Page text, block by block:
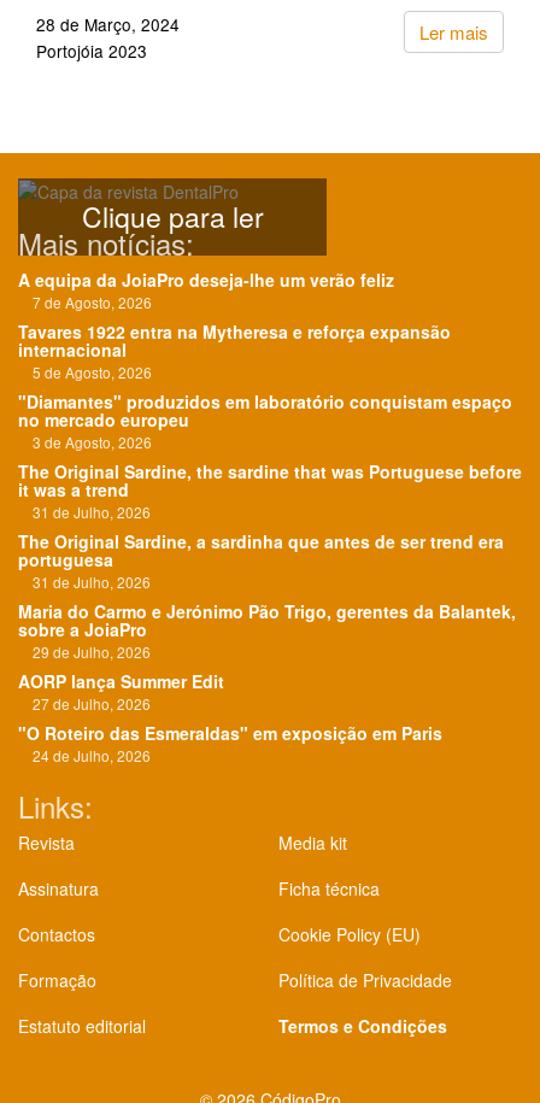
Ler mais
28 de Março, 2024
Portojóia 2023
Clique para ler
Mais notícias:
A equipa da JoiaPro deseja-lhe um verão feliz
7 de Agosto, 2026
Tavares 1922 entra na Mytheresa e reforça expansão
internacional
5 de Agosto, 2026
"Diamantes" produzidos em laboratório conquistam espaço
no mercado europeu
3 de Agosto, 2026
The Original Sardine, the sardine that was Portuguese before
it was a trend
31 de Julho, 2026
The Original Sardine, a sardinha que antes de ser trend era
portuguesa
31 de Julho, 2026
Maria do Carmo e Jerónimo Pão Trigo, gerentes da Balantek,
sobre a JoiaPro
29 de Julho, 2026
AORP lança Summer Edit
27 de Julho, 2026
"O Roteiro das Esmeraldas" em exposição em Paris
24 de Julho, 2026
Links:
Revista
Assinatura
Contactos
Formação
Estatuto editorial
Media kit
Ficha técnica
Cookie Policy (EU)
Política de Privacidade
Termos e Condições